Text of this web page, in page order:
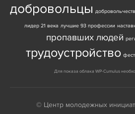
добровольцы
лидер 21 века лучшие 93 профессии
пропавших людей
трудоустройство
Для показа облака WP-Cumulus
© Центр молодежных